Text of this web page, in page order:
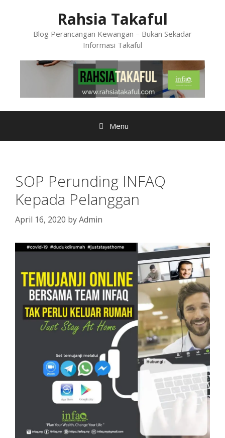
Rahsia Takaful
Blog Perancangan Kewangan – Bukan Sekadar
Informasi Takaful
Menu
SOP Perunding INFAQ
Kepada Pelanggan
April 16, 2020 byAdmin